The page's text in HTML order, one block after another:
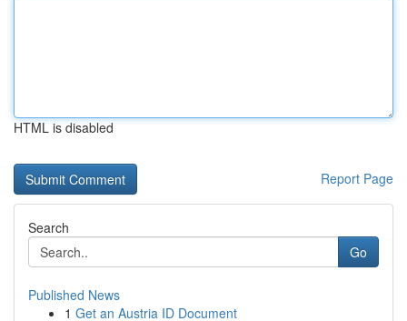
HTML is disabled
Report Page
Search
Go
Published News
1 Get an Austria ID Document